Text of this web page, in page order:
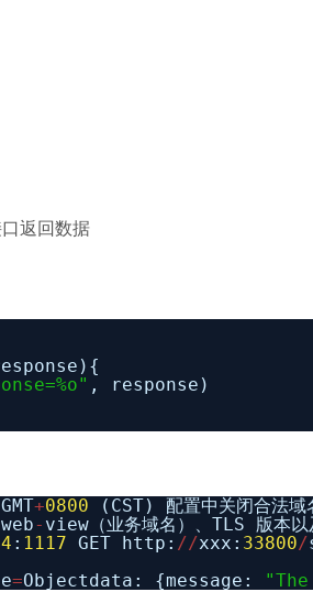
返回数据
, response)
GMT+0800 (CST) 配置中关闭合法域
- view（业务域名）、TLS 版本以
: 1117 GET http: //xxx: 33800/
=Objectdata: {message: